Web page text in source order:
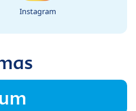
Instagram